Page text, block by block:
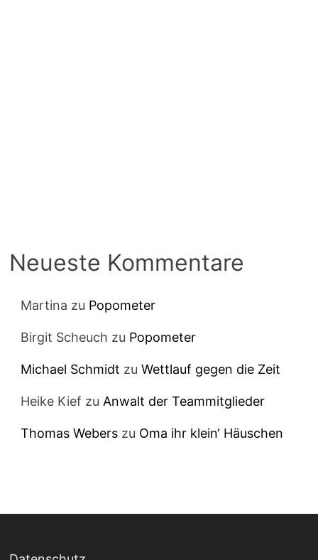
Neueste Kommentare
Martina zu Popometer
Birgit Scheuch zu Popometer
Michael Schmidt zuWettlauf gegen die Zeit
Heike Kief zu Anwalt der Teammitglieder
Thomas Webers zu Oma ihr klein‘ Häuschen